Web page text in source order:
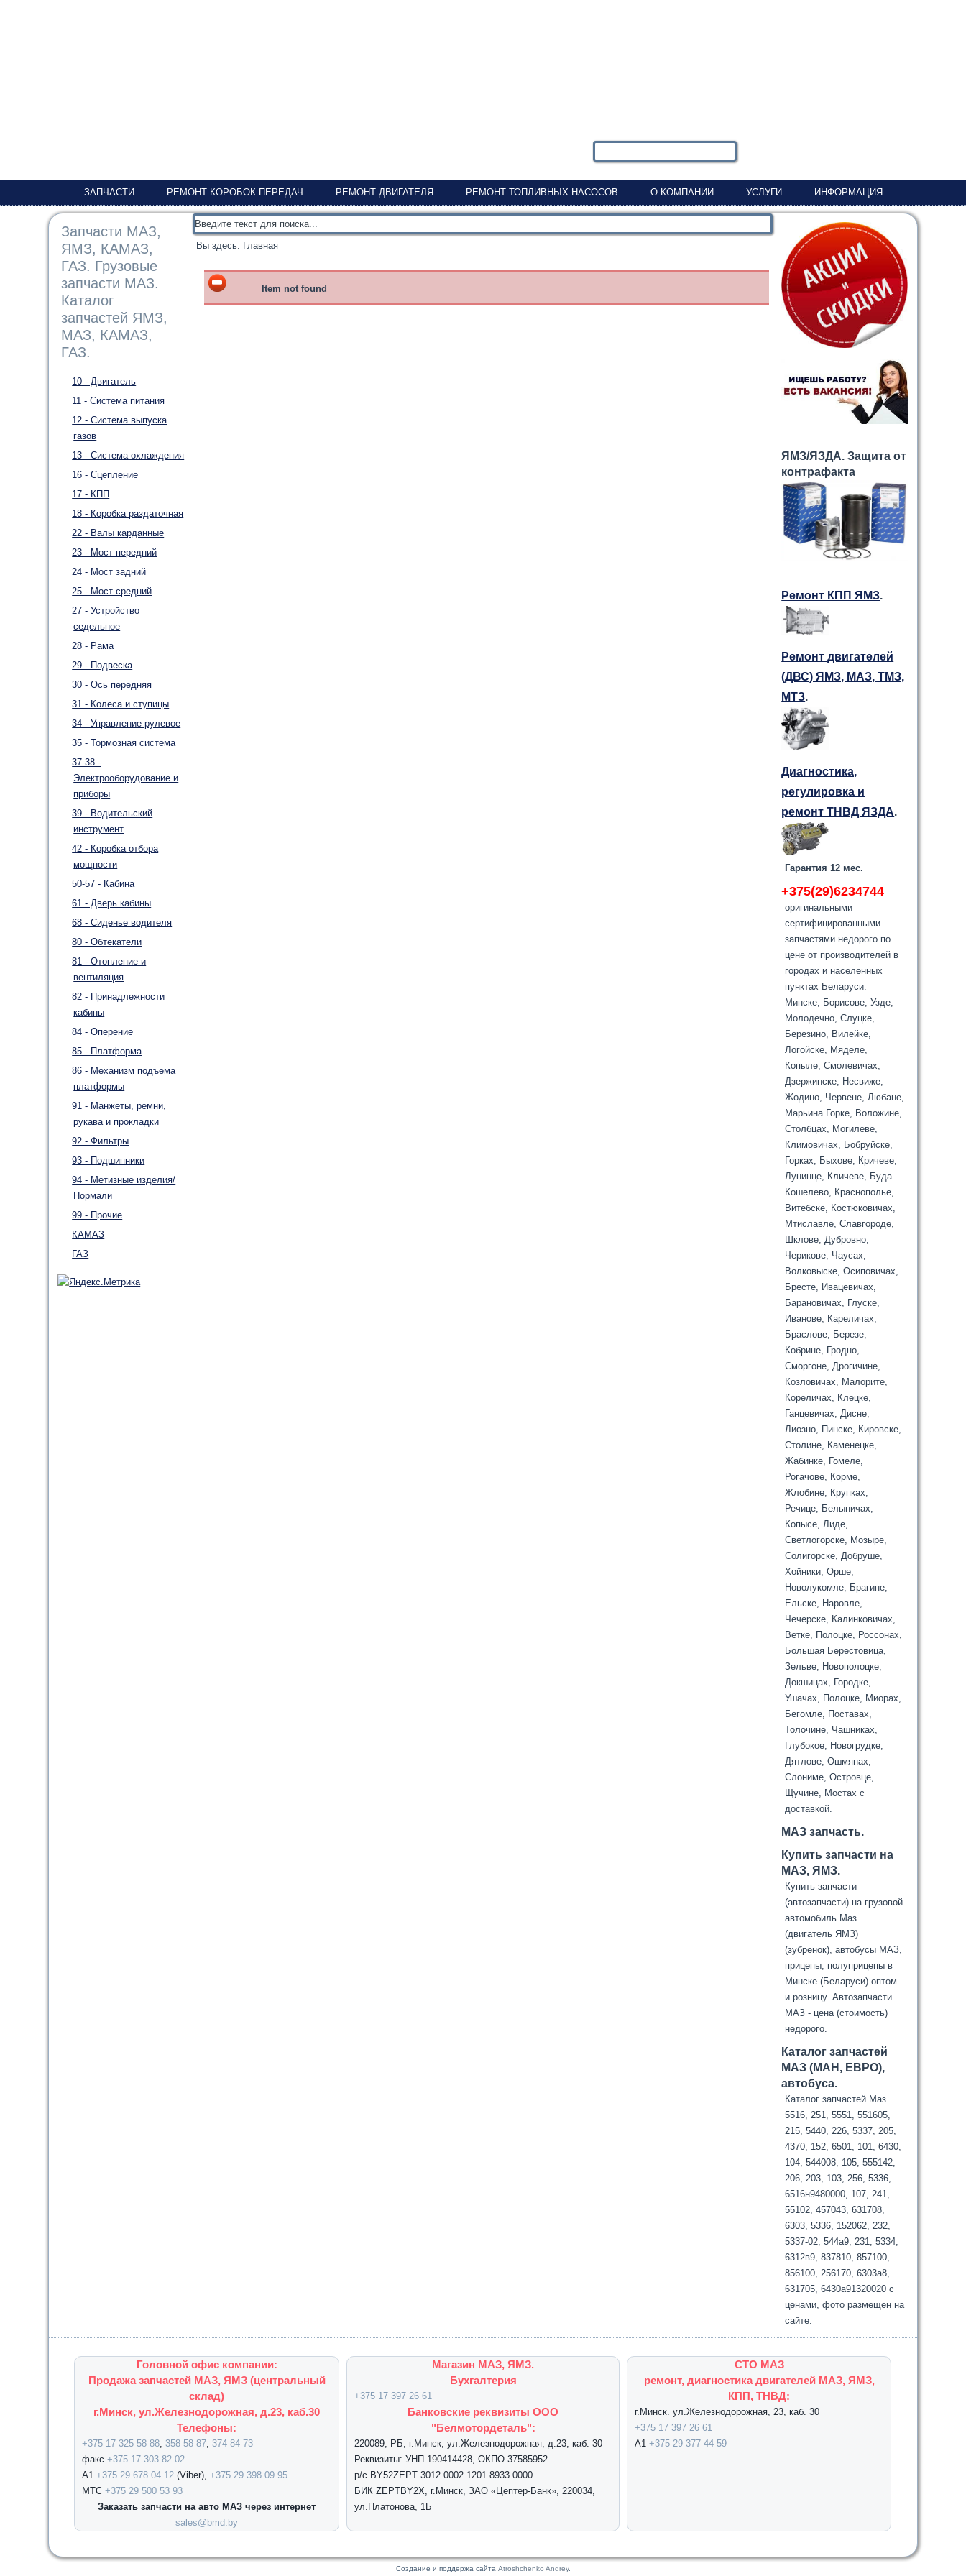
ЗАПЧАСТИ РЕМОНТ КОРОБОК ПЕРЕДАЧ РЕМОНТ ДВИГАТЕЛЯ РЕМОНТ ТОПЛИВНЫХ НАСОСОВ О КОМПАНИИ УСЛУГИ ИНФОРМАЦИЯ
Запчасти МАЗ,
ЯМЗ, КАМАЗ,
ГАЗ. Грузовые
запчасти МАЗ.
Каталог
запчастей ЯМЗ,
МАЗ, КАМАЗ,
ГАЗ.
10 - Двигатель
11 - Система питания
12 - Система выпуска
газов
13 - Система охлаждения
16 - Сцепление
17 - КПП
18 - Коробка раздаточная
22 - Валы карданные
23 - Мост передний
24 - Мост задний
25 - Мост средний
27 - Устройство
седельное
28 - Рама
29 - Подвеска
30 - Ось передняя
31 - Колеса и ступицы
34 - Управление рулевое
35 - Тормозная система
37-38 -
Электрооборудование и
приборы
39 - Водительский
инструмент
42 - Коробка отбора
мощности
50-57 - Кабина
61 - Дверь кабины
68 - Сиденье водителя
80 - Обтекатели
81 - Отопление и
вентиляция
82 - Принадлежности
кабины
84 - Оперение
85 - Платформа
86 - Механизм подъема
платформы
91 - Манжеты, ремни,
рукава и прокладки
92 - Фильтры
93 - Подшипники
94 - Метизные изделия/
Нормали
99 - Прочие
КАМАЗ
ГАЗ
Вы здесь: Главная
Item not found
ЯМЗ/ЯЗДА. Защита от
контрафакта
Ремонт КПП ЯМЗ.
Ремонт двигателей
(ДВС) ЯМЗ, МАЗ, ТМЗ,
МТЗ.
Диагностика,
регулировка и
ремонт ТНВД ЯЗДА.
Гарантия 12 мес.
+375(29)6234744
оригинальными
сертифицированными
запчастями недорого по
цене от производителей в
городах и населенных
пунктах Беларуси:
Минске, Борисове, Узде,
Молодечно, Слуцке,
Березино, Вилейке,
Логойске, Мяделе,
Копыле, Смолевичах,
Дзержинске, Несвиже,
Жодино, Червене, Любане,
Марьина Горке, Воложине,
Столбцах, Могилеве,
Климовичах, Бобруйске,
Горках, Быхове, Кричеве,
Лунинце, Кличеве, Буда
Кошелево, Краснополье,
Витебске, Костюковичах,
Мтиславле, Славгороде,
Шклове, Дубровно,
Черикове, Чаусах,
Волковыске, Осиповичах,
Бресте, Ивацевичах,
Барановичах, Глуске,
Иванове, Кареличах,
Браслове, Березе,
Кобрине, Гродно,
Сморгоне, Дрогичине,
Козловичах, Малорите,
Кореличах, Клецке,
Ганцевичах, Дисне,
Лиозно, Пинске, Кировске,
Столине, Каменецке,
Жабинке, Гомеле,
Рогачове, Корме,
Жлобине, Крупках,
Речице, Белыничах,
Копысе, Лиде,
Светлогорске, Мозыре,
Солигорске, Добруше,
Хойники, Орше,
Новолукомле, Брагине,
Ельске, Наровле,
Чечерске, Калинковичах,
Ветке, Полоцке, Россонах,
Большая Берестовица,
Зельве, Новополоцке,
Докшицах, Городке,
Ушачах, Полоцке, Миорах,
Бегомле, Поставах,
Толочине, Чашниках,
Глубокое, Новогрудке,
Дятлове, Ошмянах,
Слониме, Островце,
Щучине, Мостах с
доставкой.
МАЗ запчасть.
Купить запчасти на
МАЗ, ЯМЗ.
Купить запчасти
(автозапчасти) на грузовой
автомобиль Маз
(двигатель ЯМЗ)
(зубренок), автобусы МАЗ,
прицепы, полуприцепы в
Минске (Беларуси) оптом
и розницу. Автозапчасти
МАЗ - цена (стоимость)
недорого.
Каталог запчастей
МАЗ (МАН, ЕВРО),
автобуса.
Каталог запчастей Маз
5516, 251, 5551, 551605,
215, 5440, 226, 5337, 205,
4370, 152, 6501, 101, 6430,
104, 544008, 105, 555142,
206, 203, 103, 256, 5336,
6516н9480000, 107, 241,
55102, 457043, 631708,
6303, 5336, 152062, 232,
5337-02, 544а9, 231, 5334,
6312в9, 837810, 857100,
856100, 256170, 6303а8,
631705, 6430а91320020 с
ценами, фото размещен на
сайте.
Головной офис компании:
Продажа запчастей МАЗ, ЯМЗ (центральный
склад)
г.Минск, ул.Железнодорожная, д.23, каб.30
Телефоны:
+375 17 325 58 88, 358 58 87, 374 84 73
факс+375 17 303 82 02
А1+375 29 678 04 12 (Viber),+375 29 398 09 95
МТС+375 29 500 53 93
Заказать запчасти на авто МАЗ через интернет
sales@bmd.by
Магазин МАЗ, ЯМЗ.
Бухгалтерия
+375 17 397 26 61
Банковские реквизиты ООО
"Белмотордеталь":
220089, РБ, г.Минск, ул.Железнодорожная, д.23, каб. 30
Реквизиты: УНП 190414428, ОКПО 37585952
р/с BY52ZEPT 3012 0002 1201 8933 0000
БИК ZEPTBY2X, г.Минск, ЗАО «Цептер-Банк», 220034,
ул.Платонова, 1Б
СТО МАЗ
ремонт, диагностика двигателей МАЗ, ЯМЗ,
КПП, ТНВД:
г.Минск. ул.Железнодорожная, 23, каб. 30
+375 17 397 26 61
А1+375 29 377 44 59
Создание и поддержа сайта Atroshchenko Andrey.